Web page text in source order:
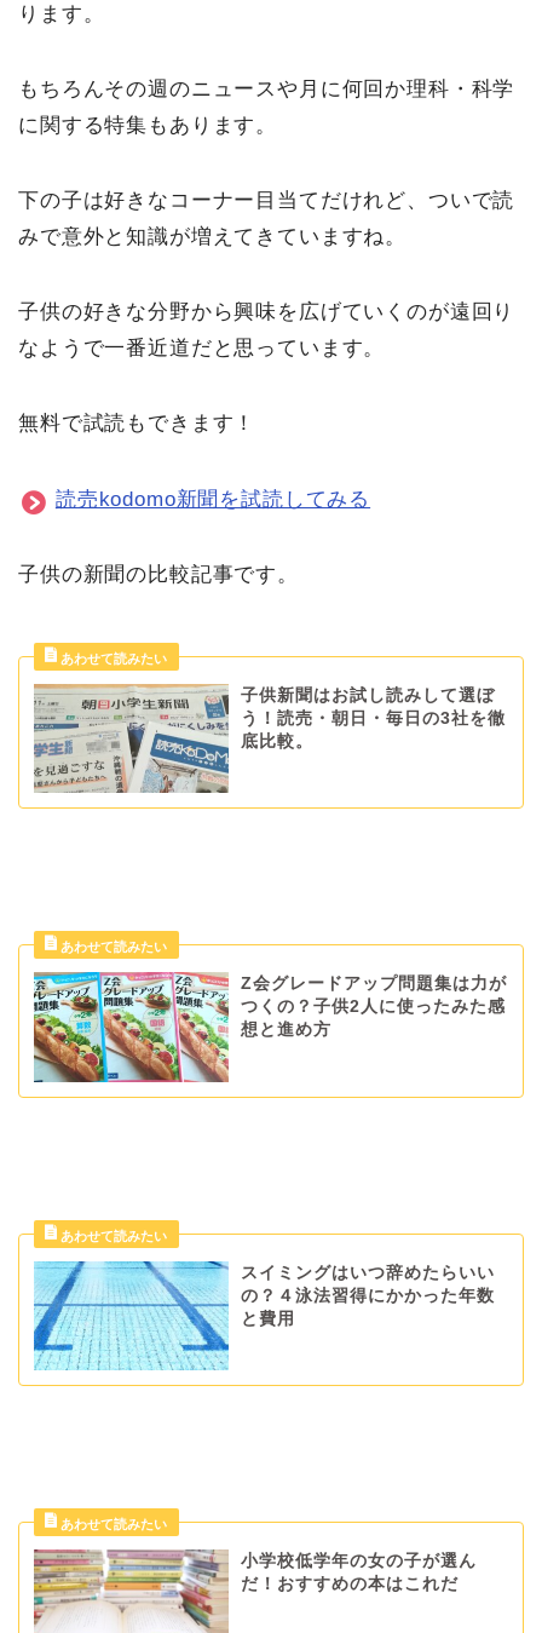
ります。
もちろんその週のニュースや月に何回か理科・科学
に関する特集もあります。
下の子は好きなコーナー目当てだけれど、ついで読
みで意外と知識が増えてきていますね。
子供の好きな分野から興味を広げていくのが遠回り
なようで一番近道だと思っています。
無料で試読もできます！
読売kodomo新聞を試読してみる
子供の新聞の比較記事です。
子供新聞はお試し読みして選ぼ
う！読売・朝日・毎日の3社を徹
底比較。
Z会グレードアップ問題集は力が
つくの？子供2人に使ったみた感
想と進め方
スイミングはいつ辞めたらいい
の？４泳法習得にかかった年数
と費用
小学校低学年の女の子が選ん
だ！おすすめの本はこれだ